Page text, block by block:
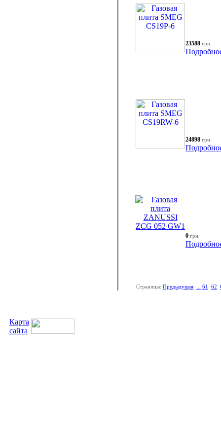
23588 грн.
24898 грн.
0 грн.
Страницы: Предыдущая 61 62
Карта
сайта